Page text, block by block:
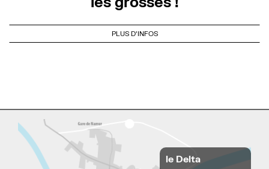
PLUS D'INFOS
le Delta